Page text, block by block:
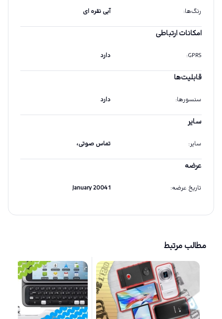
رنگ‌ها: آبی نقره ای
امکانات ارتباطی
GPRS
: دارد
قابلیت‌ها
سنسورها: دارد
سایر
سایر: تماس صوتی،
عرضه
تاریخ عرضه:
1 January 2004
مطالب مرتبط